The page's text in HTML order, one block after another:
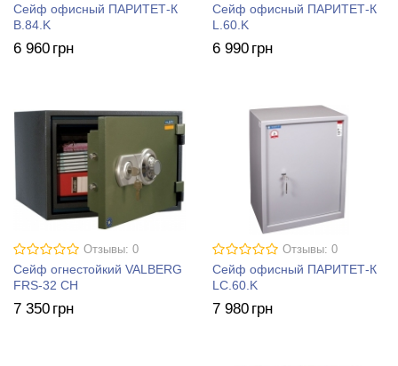
Сейф офисный ПАРИТЕТ-К
B.84.K
6 960 грн
Сейф офисный ПАРИТЕТ-К
L.60.K
6 990 грн
Отзывы: 0
Сейф огнестойкий VALBERG
FRS-32 CH
7 350 грн
Отзывы: 0
Сейф офисный ПАРИТЕТ-К
LC.60.K
7 980 грн